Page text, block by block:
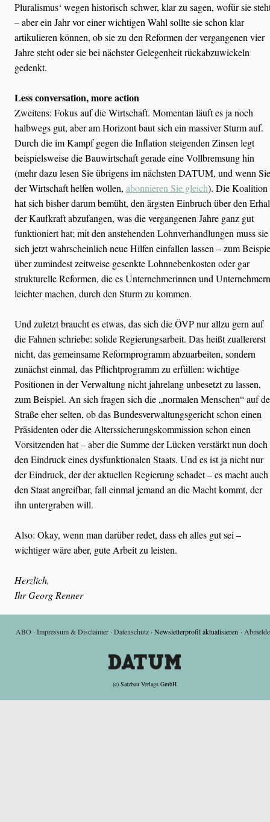
Pluralismus‘ wegen historisch schwer, klar zu sagen, wofür sie
– aber ein Jahr vor einer wichtigen Wahl sollte sie schon klar
artikulieren können, ob sie zu den Reformen der vergangenen vier
Jahre steht oder sie bei nächster Gelegenheit rückabzuwickeln
gedenkt.
Less conversation, more action
Zweitens: Fokus auf die Wirtschaft. Momentan läuft es ja noch
halbwegs gut, aber am Horizont baut sich ein massiver Sturm auf.
Durch die im Kampf gegen die Inflation steigenden Zinsen legt
beispielsweise die Bauwirtschaft gerade eine Vollbremsung hin
(mehr dazu lesen Sie übrigens im nächsten DATUM, und wenn Sie
der Wirtschaft helfen wollen, abonnieren Sie gleich). Die Koalition
hat sich bisher darum bemüht, den ärgsten Einbruch über den
der Kaufkraft abzufangen, was die vergangenen Jahre ganz gut
funktioniert hat; mit den anstehenden Lohnverhandlungen muss sie
sich jetzt wahrscheinlich neue Hilfen einfallen lassen – zum
über zumindest zeitweise gesenkte Lohnnebenkosten oder gar
strukturelle Reformen, die es Unternehmerinnen und Unternehmern
leichter machen, durch den Sturm zu kommen.
Und zuletzt braucht es etwas, das sich die ÖVP nur allzu gern auf
die Fahnen schriebe: solide Regierungsarbeit. Das heißt zuallererst
nicht, das gemeinsame Reformprogramm abzuarbeiten, sondern
zunächst einmal, das Pflichtprogramm zu erfüllen: wichtige
Positionen in der Verwaltung nicht jahrelang unbesetzt zu lassen,
zum Beispiel. An sich fragen sich die „normalen Menschen“ auf
Straße eher selten, ob das Bundesverwaltungsgericht schon einen
Präsidenten oder die Alterssicherungskommission schon einen
Vorsitzenden hat – aber die Summe der Lücken verstärkt nun doch
den Eindruck eines dysfunktionalen Staats. Und es ist ja nicht nur
der Eindruck, der der aktuellen Regierung schadet – es macht auch
den Staat angreifbar, fall einmal jemand an die Macht kommt, der
ihn untergraben will.
Also: Okay, wenn man darüber redet, dass eh alles gut sei –
wichtiger wäre aber, gute Arbeit zu leisten.
Herzlich,
Ihr Georg Renner
ABO· Impressum & Disclaimer· Datenschutz· Newsletterprofil aktualisieren ·
(c) Satzbau Verlags GmbH